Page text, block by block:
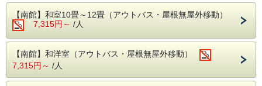
※13時から受付後、プールの更衣室があるので、お部屋に
入る前でも利用できます。
～パパ・ママへのご案内～
プールの深さは70cmでお子様も安心のサイズです。
水着や遊具のレンタルはございませんので、お気に入りの水
【南館】和室10畳～12畳（アウトバス・屋根無屋外移動）
7,315円～ /人
【南館】和洋室（アウトバス・屋根無屋外移動）
7,315円～ /人